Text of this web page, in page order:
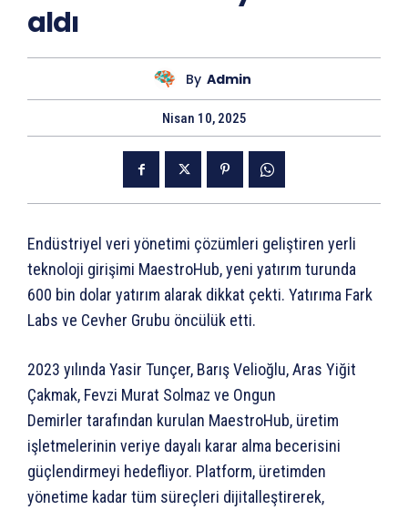
aldı
By Admin
Nisan 10, 2025
Endüstriyel veri yönetimi çözümleri geliştiren yerli
teknoloji girişimi MaestroHub, yeni yatırım turunda
600 bin dolar yatırım alarak dikkat çekti. Yatırıma Fark
Labs ve Cevher Grubu öncülük etti.
2023 yılında Yasir Tunçer, Barış Velioğlu, Aras Yiğit
Çakmak, Fevzi Murat Solmaz ve Ongun
Demirler tarafından kurulan MaestroHub, üretim
işletmelerinin veriye dayalı karar alma becerisini
güçlendirmeyi hedefliyor. Platform, üretimden
yönetime kadar tüm süreçleri dijitalleştirerek,